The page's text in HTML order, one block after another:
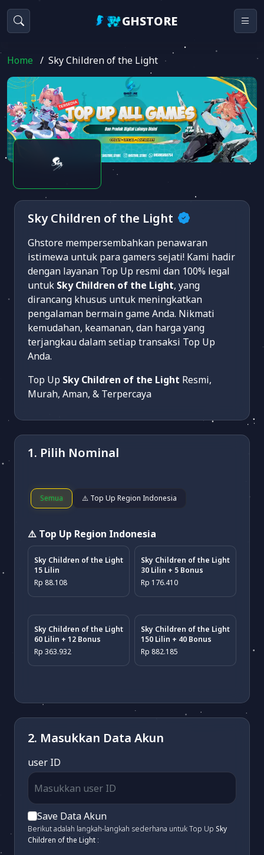
GHSTORE
Home / Sky Children of the Light
Sky Children of the Light
Ghstore mempersembahkan penawaran
istimewa untuk para gamers sejati! Kami hadir
dengan layanan Top Up resmi dan 100% legal
untuk Sky Children of the Light, yang
dirancang khusus untuk meningkatkan
pengalaman bermain game Anda. Nikmati
kemudahan, keamanan, dan harga yang
terjangkau dalam setiap transaksi Top Up
Anda.
Top Up Sky Children of the Light Resmi,
Murah, Aman, & Terpercaya
1. Pilih Nominal
Semua ⚠️ Top Up Region Indonesia
⚠️ Top Up Region Indonesia
Sky Children of the Light
15 Lilin
Rp 88.108
Sky Children of the Light
30 Lilin + 5 Bonus
Rp 176.410
Sky Children of the Light
60 Lilin + 12 Bonus
Rp 363.932
Sky Children of the Light
150 Lilin + 40 Bonus
Rp 882.185
2. Masukkan Data Akun
user ID
Save Data Akun
Berikut adalah langkah-langkah sederhana untuk Top Up Sky
Children of the Light :